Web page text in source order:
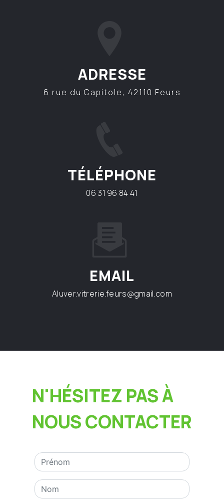
ADRESSE
6 rue du Capitole, 42110 Feurs
TÉLÉPHONE
06 31 96 84 41
EMAIL
aluver.vitrerie.feurs@gmail.com
N'HÉSITEZ PAS À
NOUS CONTACTER